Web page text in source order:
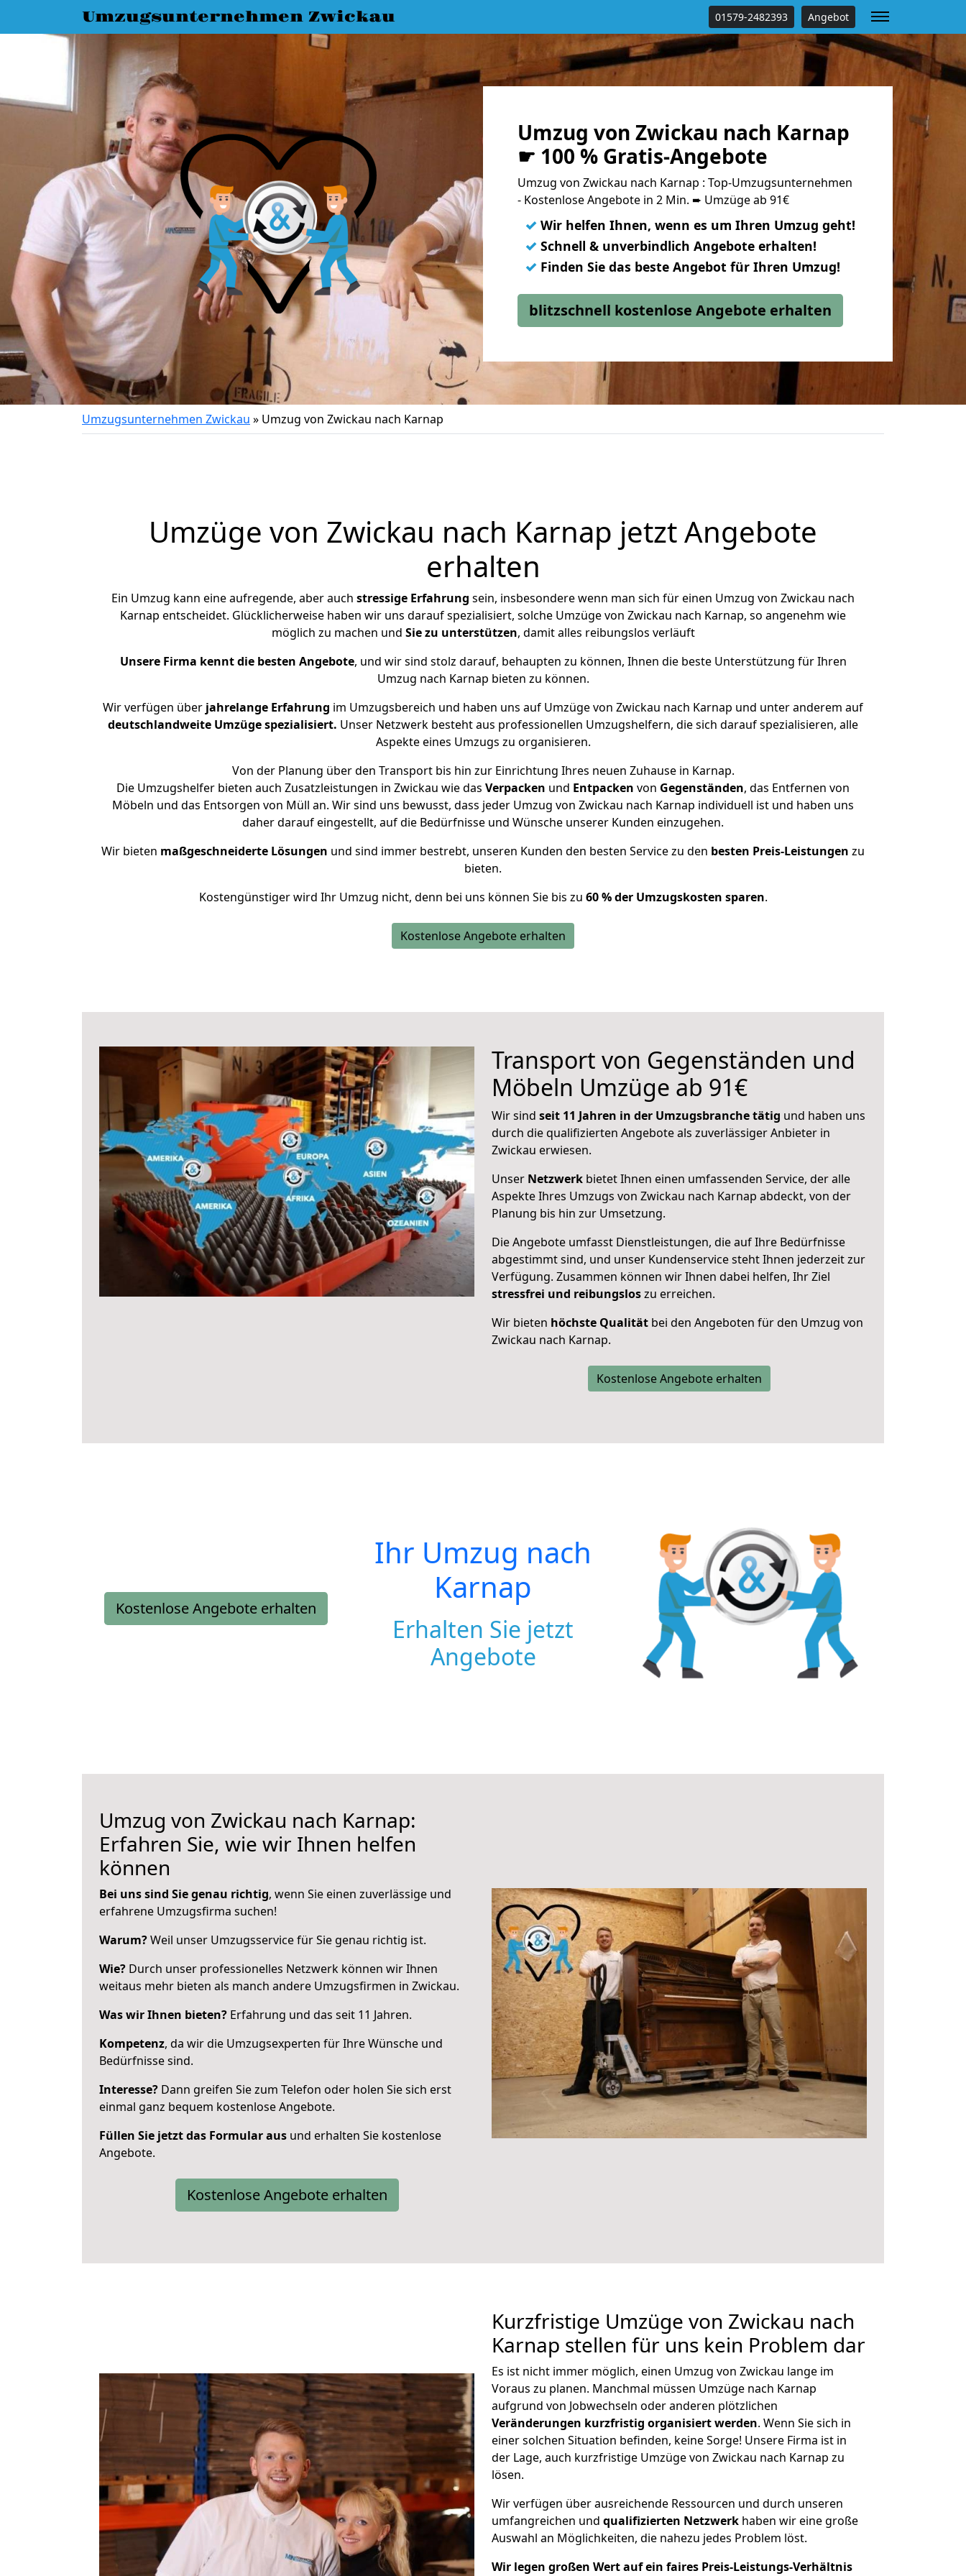
Umzugsunternehmen Zwickau 01579-2482393 Angebot
Umzug von Zwickau nach Karnap
☛ 100 % Gratis-Angebote
Umzug von Zwickau nach Karnap : Top-Umzugsunternehmen
- Kostenlose Angebote in 2 Min. ➨ Umzüge ab 91€
✓ Wir helfen Ihnen, wenn es um Ihren Umzug geht!
✓ Schnell & unverbindlich Angebote erhalten!
✓ Finden Sie das beste Angebot für Ihren Umzug!
blitzschnell kostenlose Angebote erhalten
Umzugsunternehmen Zwickau » Umzug von Zwickau nach Karnap
Umzüge von Zwickau nach Karnap jetzt Angebote
erhalten
Ein Umzug kann eine aufregende, aber auch stressige Erfahrung sein, insbesondere wenn man sich für einen Umzug von Zwickau nach
Karnap entscheidet. Glücklicherweise haben wir uns darauf spezialisiert, solche Umzüge von Zwickau nach Karnap, so angenehm wie
möglich zu machen und Sie zu unterstützen, damit alles reibungslos verläuft
Unsere Firma kennt die besten Angebote, und wir sind stolz darauf, behaupten zu können, Ihnen die beste Unterstützung für Ihren
Umzug nach Karnap bieten zu können.
Wir verfügen über jahrelange Erfahrung im Umzugsbereich und haben uns auf Umzüge von Zwickau nach Karnap und unter anderem auf
deutschlandweite Umzüge spezialisiert. Unser Netzwerk besteht aus professionellen Umzugshelfern, die sich darauf spezialisieren, alle
Aspekte eines Umzugs zu organisieren.
Von der Planung über den Transport bis hin zur Einrichtung Ihres neuen Zuhause in Karnap.
Die Umzugshelfer bieten auch Zusatzleistungen in Zwickau wie das Verpacken und Entpacken von Gegenständen, das Entfernen von
Möbeln und das Entsorgen von Müll an. Wir sind uns bewusst, dass jeder Umzug von Zwickau nach Karnap individuell ist und haben uns
daher darauf eingestellt, auf die Bedürfnisse und Wünsche unserer Kunden einzugehen.
Wir bieten maßgeschneiderte Lösungen und sind immer bestrebt, unseren Kunden den besten Service zu den besten Preis-Leistungen zu
bieten.
Kostengünstiger wird Ihr Umzug nicht, denn bei uns können Sie bis zu 60 % der Umzugskosten sparen.
Kostenlose Angebote erhalten
Transport von Gegenständen und
Möbeln Umzüge ab 91€
Wir sind seit 11 Jahren in der Umzugsbranche tätig und haben uns
durch die qualifizierten Angebote als zuverlässiger Anbieter in
Zwickau erwiesen.
Unser Netzwerk bietet Ihnen einen umfassenden Service, der alle
Aspekte Ihres Umzugs von Zwickau nach Karnap abdeckt, von der
Planung bis hin zur Umsetzung.
Die Angebote umfasst Dienstleistungen, die auf Ihre Bedürfnisse
abgestimmt sind, und unser Kundenservice steht Ihnen jederzeit zur
Verfügung. Zusammen können wir Ihnen dabei helfen, Ihr Ziel
stressfrei und reibungsloszu erreichen.
Wir bieten höchste Qualität bei den Angeboten für den Umzug von
Zwickau nach Karnap.
Kostenlose Angebote erhalten
Kostenlose Angebote erhalten
Ihr Umzug nach
Karnap
Erhalten Sie jetzt
Angebote
Umzug von Zwickau nach Karnap:
Erfahren Sie, wie wir Ihnen helfen
können
Bei uns sind Sie genau richtig, wenn Sie einen zuverlässige und
erfahrene Umzugsfirma suchen!
Warum?Weil unser Umzugsservice für Sie genau richtig ist.
Wie? Durch unser professionelles Netzwerk können wir Ihnen
weitaus mehr bieten als manch andere Umzugsfirmen in Zwickau.
Was wir Ihnen bieten? Erfahrung und das seit 11 Jahren.
Kompetenz, da wir die Umzugsexperten für Ihre Wünsche und
Bedürfnisse sind.
Interesse? Dann greifen Sie zum Telefon oder holen Sie sich erst
einmal ganz bequem kostenlose Angebote.
Füllen Sie jetzt das Formular aus und erhalten Sie kostenlose
Angebote.
Kostenlose Angebote erhalten
Kurzfristige Umzüge von Zwickau nach
Karnap stellen für uns kein Problem dar
Es ist nicht immer möglich, einen Umzug von Zwickau lange im
Voraus zu planen. Manchmal müssen Umzüge nach Karnap
aufgrund von Jobwechseln oder anderen plötzlichen
Veränderungen kurzfristig organisiert werden. Wenn Sie sich in
einer solchen Situation befinden, keine Sorge! Unsere Firma ist in
der Lage, auch kurzfristige Umzüge von Zwickau nach Karnap zu
lösen.
Wir verfügen über ausreichende Ressourcen und durch unseren
umfangreichen und qualifizierten Netzwerk haben wir eine große
Auswahl an Möglichkeiten, die nahezu jedes Problem löst.
Wir legen großen Wert auf ein faires Preis-Leistungs-Verhältnis